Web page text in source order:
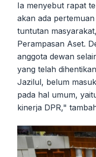
Ia menyebut rapat
akan ada
tuntutan
Perampasan Aset.
anggota dewan
yang telah
Jazilul, belum
pada hal umum,
kinerja DPR,"